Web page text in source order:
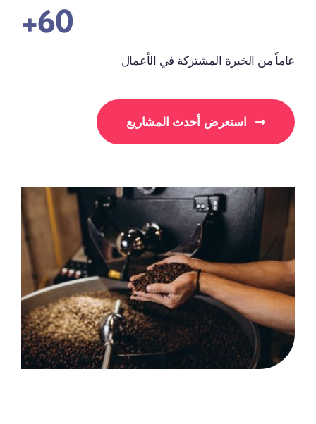
60+
عاماً من الخبرة المشتركة في الأعمال
استعرض أحدث المشاريع